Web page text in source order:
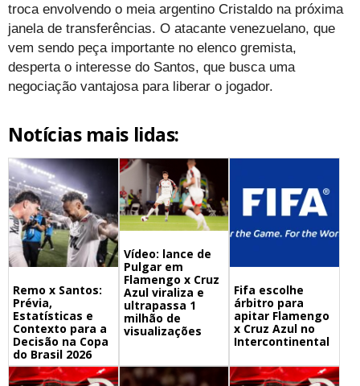
troca envolvendo o meia argentino Cristaldo na próxima
janela de transferências. O atacante venezuelano, que
vem sendo peça importante no elenco gremista,
desperta o interesse do Santos, que busca uma
negociação vantajosa para liberar o jogador.
Notícias mais lidas:
Remo x Santos:
Prévia,
Estatísticas e
Contexto para a
Decisão na Copa
do Brasil 2026
Vídeo: lance de
Pulgar em
Flamengo x Cruz
Azul viraliza e
ultrapassa 1
milhão de
visualizações
Fifa escolhe
árbitro para
apitar Flamengo
x Cruz Azul no
Intercontinental